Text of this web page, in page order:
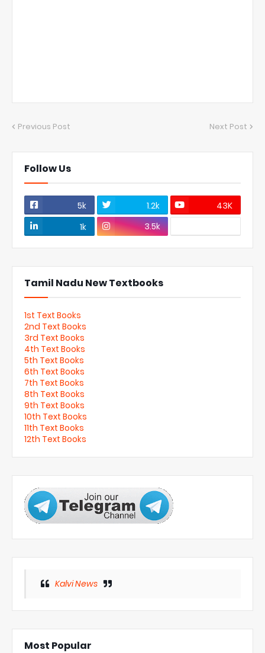
Previous Post Next Post
Follow Us
5k 1.2k
43K
1k
3.5k
Tamil Nadu New Textbooks
1st Text Books
2nd Text Books
3rd Text Books
4th Text Books
5th Text Books
6th Text Books
7th Text Books
8th Text Books
9th Text Books
10th Text Books
11th Text Books
12th Text Books
Kalvi News
Most Popular